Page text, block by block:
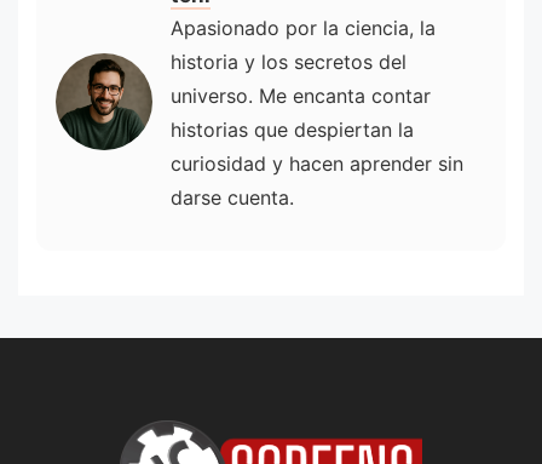
Apasionado por la ciencia, la
historia y los secretos del
universo. Me encanta contar
historias que despiertan la
curiosidad y hacen aprender sin
darse cuenta.